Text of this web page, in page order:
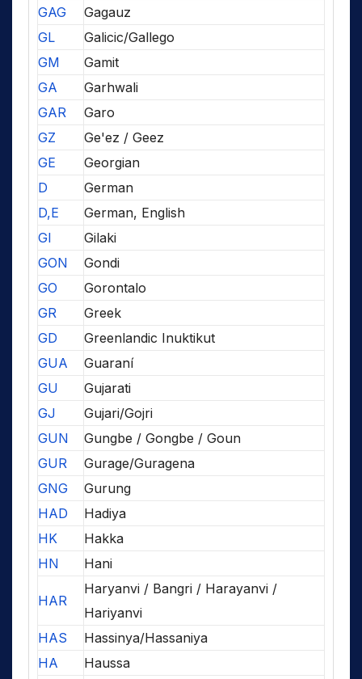
GAG
Gagauz
GL
Galicic/Gallego
GM
Gamit
GA
Garhwali
GAR
Garo
GZ
Ge'ez / Geez
GE
Georgian
D
German
D,E
German, English
GI
Gilaki
GON
Gondi
GO
Gorontalo
GR
Greek
GD
Greenlandic Inuktikut
GUA
Guaraní
GU
Gujarati
GJ
Gujari/Gojri
GUN
Gungbe / Gongbe / Goun
GUR
Gurage/Guragena
GNG
Gurung
HAD
Hadiya
HK
Hakka
HN
Hani
HAR
Haryanvi / Bangri / Harayanvi /
Hariyanvi
HAS
Hassinya/Hassaniya
HA
Haussa